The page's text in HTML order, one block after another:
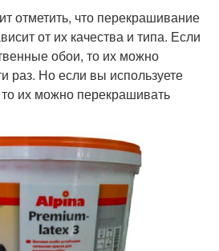
отметить, что перекрашивание
от их качества и типа. Если
обои, то их можно
раз. Но если вы используете
их можно перекрашивать